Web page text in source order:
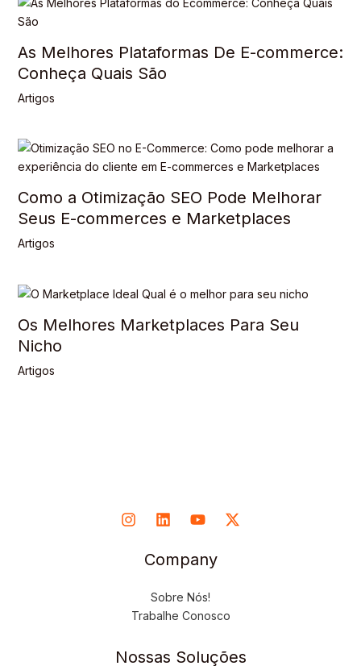
As Melhores Plataformas De E-commerce:
Conheça Quais São
Artigos
Como a Otimização SEO Pode Melhorar
Seus E-commerces e Marketplaces
Artigos
Os Melhores Marketplaces Para Seu
Nicho
Artigos
Company
Sobre Nós!
Trabalhe Conosco
Nossas Soluções